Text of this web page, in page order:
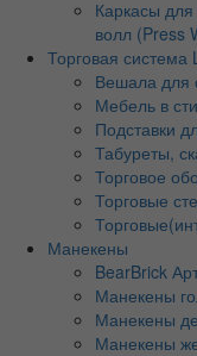
Каркасы
волл (Press
Торговая система
Вешала для
Мебель в
Подставки
Табуреты,
Торговое
Торговые
Манекены
BearBrick
Манекены
Манекены
Манекены